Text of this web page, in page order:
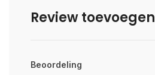
Review toevoegen
Beoordeling